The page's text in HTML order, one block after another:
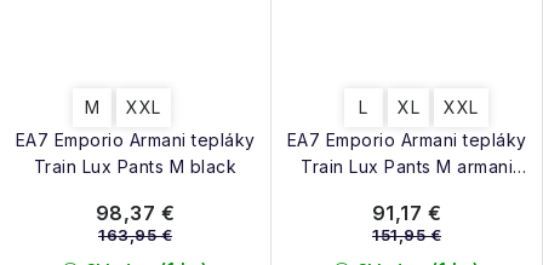
EA7 Emporio Armani tepláky
Train Lux Pants M black
M XXL
98,37 €
163,95 €
EA7 Emporio Armani tepláky
Train Lux Pants M armani
L XL XXL
91,17 €
151,95 €